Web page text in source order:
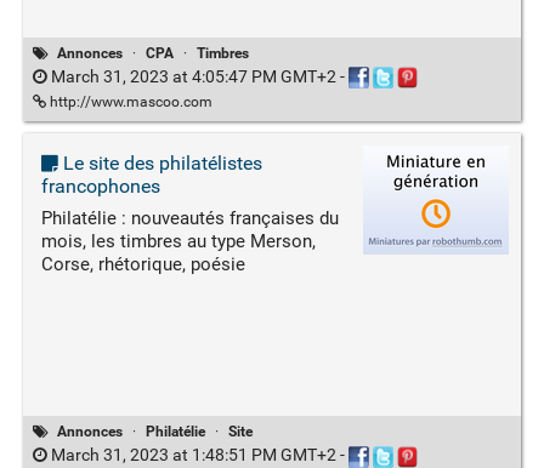
Annonces · CPA · Timbres
March 31, 2023 at 4:05:47 PM GMT+2 -
http://www.mascoo.com
Le site des philatélistes
francophones
Philatélie : nouveautés françaises du
mois, les timbres au type Merson,
Corse, rhétorique, poésie
Annonces · Philatélie · Site
March 31, 2023 at 1:48:51 PM GMT+2-